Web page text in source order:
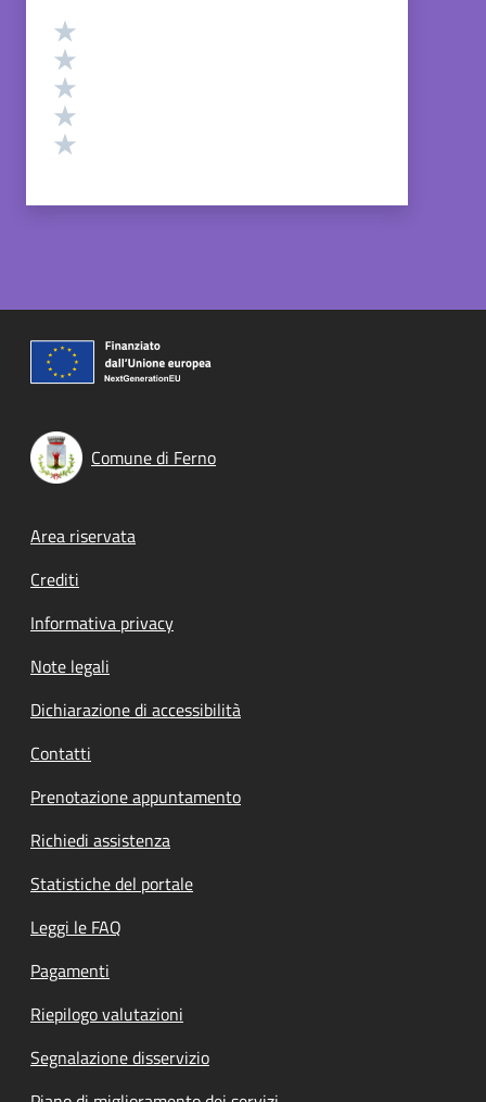
Valutazione
Comune di Ferno
Footer menu
Area riservata
Crediti
Informativa privacy
Note legali
Dichiarazione di accessibilità
Contatti
Prenotazione appuntamento
Richiedi assistenza
Statistiche del portale
Leggi le FAQ
Pagamenti
Riepilogo valutazioni
Segnalazione disservizio